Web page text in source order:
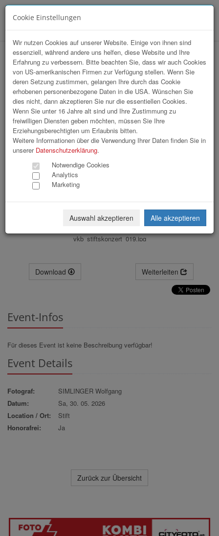
VKB Stiftskonzert
vkb_stiftskonzert_019.jpg
Download Weiterleiten
Event-Infos
Für dieses Event ist keine Beschreibung verfügbar!
Event Details
Fotograf:
SIMLINGER Wolfgang
Datum:
Sa, 30. 05. 2026
Location / Ort:
Stift
Honorafrei:
Ja
Zurück zur Übersicht
Cookie Einstellungen
Wir nutzen Cookies auf unserer Website. Einige von ihnen sind
essenziell, während andere uns helfen, diese Website und Ihre
Erfahrung zu verbessern. Bitte beachten Sie, dass wir auch Cookies
von US-amerikanischen Firmen zur Verfügung stellen. Wenn Sie
deren Setzung zustimmen, gelangen Ihre durch das Cookie
erhobenen personenbezogene Daten in die USA. Wünschen Sie
dies nicht, dann akzeptieren Sie nur die essentiellen Cookies.
Wenn Sie unter 16 Jahre alt sind und Ihre Zustimmung zu
freiwilligen Diensten geben möchten, müssen Sie Ihre
Erziehungsberechtigten um Erlaubnis bitten.
Weitere Informationen über die Verwendung Ihrer Daten finden Sie in
unserer Datenschutzerklärung.
Notwendige Cookies
Analytics
Marketing
Auswahl akzeptieren Alle akzeptieren